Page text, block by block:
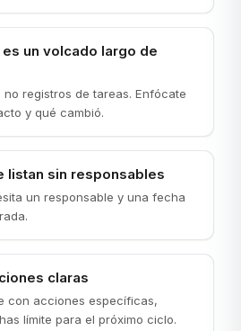
un volcado largo de
no registros de tareas. Enfócate
y qué cambió.
listan sin responsables
un responsable y una fecha
claras
con acciones específicas,
límite para el próximo ciclo.